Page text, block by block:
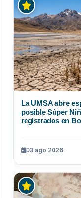
La UMSA abre
posible Súper
registrados en
03 ago 2026